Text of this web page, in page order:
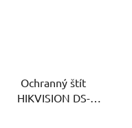
Ochranný štít
HIKVISION DS-